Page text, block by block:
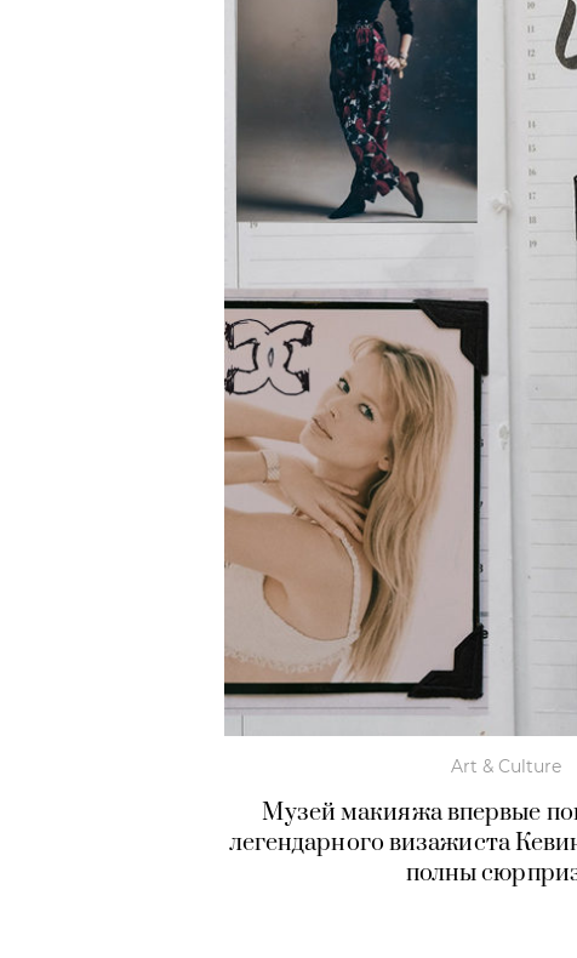
Art & Culture
Музей макияжа впервые
легендарного визажиста
полны